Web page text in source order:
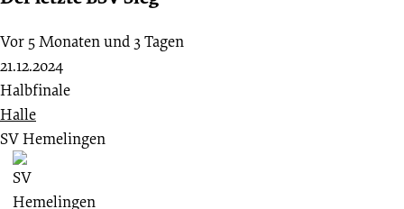
Vor 5 Monaten und 3 Tagen
21.12.2024
Halbfinale
Halle
SV Hemelingen